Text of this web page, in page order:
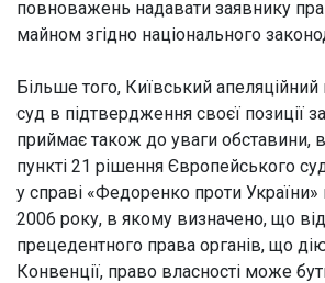
повноважень надавати заявнику
майном згідно національного
Більше того, Київський апеляційний
суд в підтвердження своєї позиції
приймає також до уваги обставини,
пункті 21 рішення Європейського
у справі «Федоренко проти України»
2006 року, в якому визначено, що
прецедентного права органів, що
Конвенції, право власності може